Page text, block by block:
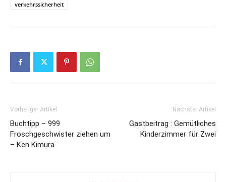
verkehrssicherheit
Vorheriger Artikel
Buchtipp – 999
Froschgeschwister ziehen um
– Ken Kimura
Nächster Artikel
Gastbeitrag : Gemütliches
Kinderzimmer für Zwei